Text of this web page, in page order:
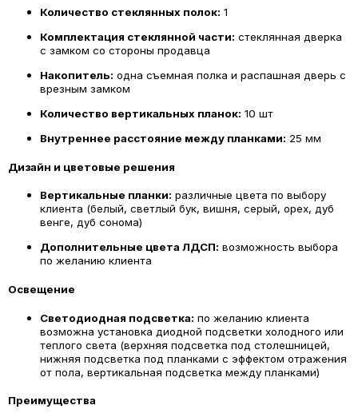
Количество стеклянных полок: 1
Комплектация стеклянной части: стеклянная дверка
с замком со стороны продавца
Накопитель: одна съемная полка и распашная дверь с
врезным замком
Количество вертикальных планок: 10 шт
Внутреннее расстояние между планками: 25 мм
Дизайн и цветовые решения
Вертикальные планки: различные цвета по выбору
клиента (белый, светлый бук, вишня, серый, орех, дуб
венге, дуб сонома)
Дополнительные цвета ЛДСП: возможность выбора
по желанию клиента
Освещение
Светодиодная подсветка: по желанию клиента
возможна установка диодной подсветки холодного или
теплого света (верхняя подсветка под столешницей,
нижняя подсветка под планками с эффектом отражения
от пола, вертикальная подсветка между планками)
Преимущества